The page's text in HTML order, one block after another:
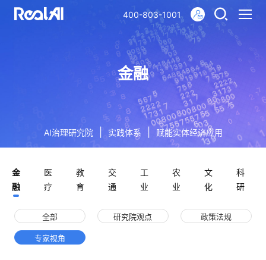
400-803-1001
金融
AI治理研究院 实践体系 赋能实体经济应用
金
融
医
疗
教
育
交
通
工
业
农
业
文
化
科
研
全部 研究院观点 政策法规
专家视角